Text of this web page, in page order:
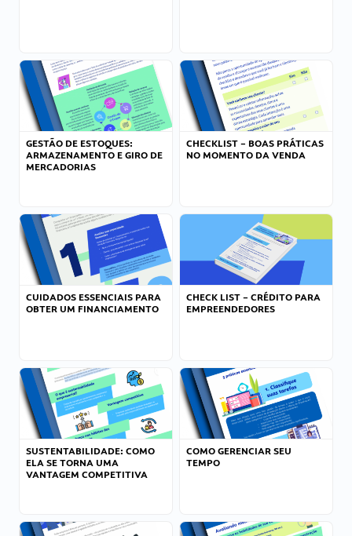
GESTÃO DE ESTOQUES:
ARMAZENAMENTO E GIRO DE
MERCADORIAS
CHECKLIST – BOAS PRÁTICAS
NO MOMENTO DA VENDA
CUIDADOS ESSENCIAIS PARA
OBTER UM FINANCIAMENTO
CHECK LIST – CRÉDITO PARA
EMPREENDEDORES
SUSTENTABILIDADE: COMO
ELA SE TORNA UMA
VANTAGEM COMPETITIVA
COMO GERENCIAR SEU
TEMPO